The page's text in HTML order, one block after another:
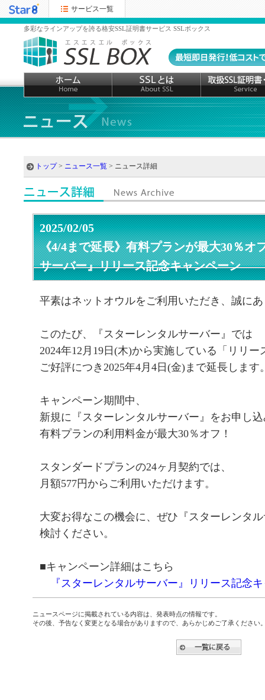
サービス一覧
多彩なラインアップを誇る格安SSL証明書サービス SSLボックス
トップ> ニュース一覧 > ニュース詳細
2025/02/05
《4/4まで延長》有料プランが最大30％オ
サーバー』リリース記念キャンペーン
平素はネットオウルをご利用いただき、誠に
このたび、『スターレンタルサーバー』では
2024年12月19日(木)から実施している「リリ
ご好評につき2025年4月4日(金)まで延長します
キャンペーン期間中、
新規に『スターレンタルサーバー』をお申し
有料プランの利用料金が最大30％オフ！
スタンダードプランの24ヶ月契約では、
月額577円からご利用いただけます。
大変お得なこの機会に、ぜひ『スターレンタ
検討ください。
■キャンペーン詳細はこちら
『スターレンタルサーバー』リリース記念
ニュースページに掲載されている内容は、発表時点の情報です。
その後、予告なく変更となる場合がありますので、あらかじめご了承ください